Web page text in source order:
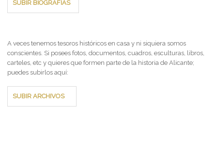
SUBIR BIOGRAFÍAS
A veces tenemos tesoros históricos en casa y ni siquiera somos
conscientes. Si posees fotos, documentos, cuadros, esculturas, libros,
carteles, etc y quieres que formen parte de la historia de Alicante;
puedes subirlos aquí:
SUBIR ARCHIVOS